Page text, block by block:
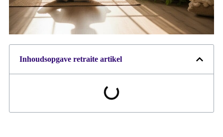
Inhoudsopgave retraite artikel